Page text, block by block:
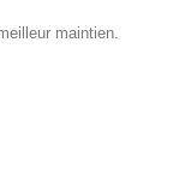
maintien.